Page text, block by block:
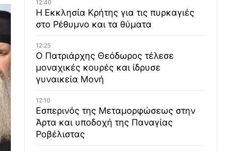
12:40
Η Εκκλησία Κρήτης για τις πυρκαγιές
στο Ρέθυμνο και τα θύματα
12:25
Ο Πατριάρχης Θεόδωρος τέλεσε
μοναχικές κουρές και ίδρυσε
γυναικεία Μονή
12:10
Εσπερινός της Μεταμορφώσεως στην
Άρτα και υποδοχή της Παναγίας
Ροβέλιστας